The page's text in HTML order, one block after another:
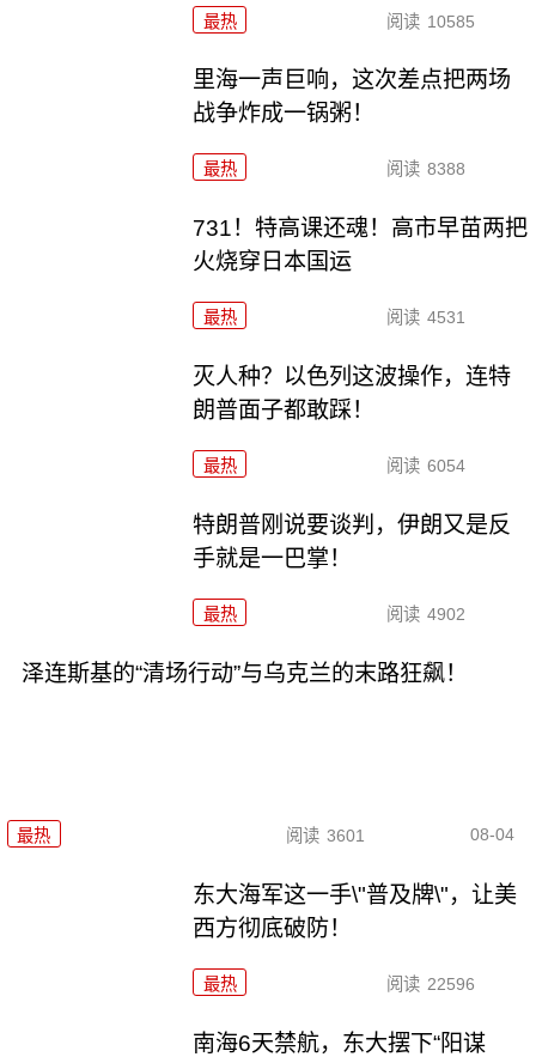
最热 阅读 10585
里海一声巨响，这次差点把两场
战争炸成一锅粥！
最热 阅读 8388
731！特高课还魂！高市早苗两把
火烧穿日本国运
最热 阅读 4531
灭人种？以色列这波操作，连特
朗普面子都敢踩！
最热 阅读 6054
特朗普刚说要谈判，伊朗又是反
手就是一巴掌！
最热 阅读 4902
泽连斯基的“清场行动”与乌克兰的末路狂飙！
最热 阅读 3601 08-04
东大海军这一手\"普及牌\"，让美
西方彻底破防！
最热 阅读 22596
南海6天禁航，东大摆下“阳谋